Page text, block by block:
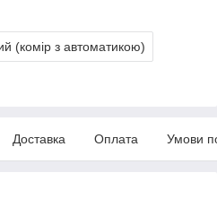
(комір з автоматикою)
Доставка Оплата Умови